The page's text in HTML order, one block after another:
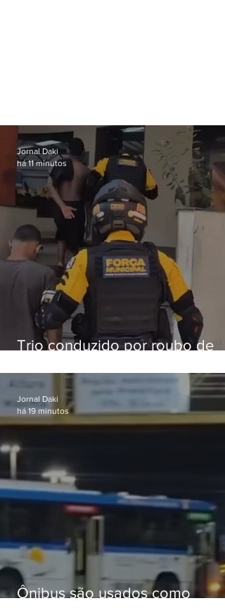
Trio conduzido por roubo de
passagens
Jornal Daki
há 11 minutos
Ônibus são usados como
Jornal Daki
há 19 minutos